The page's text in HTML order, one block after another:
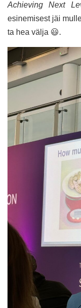
Achieving Next
esinemisest jäi
ta hea välja 😃.